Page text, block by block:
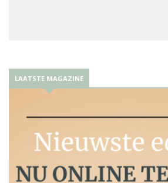
LAATSTE MAGAZINE